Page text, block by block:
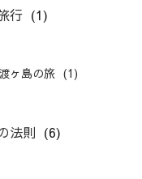
行 (1)
ヶ島の旅 (1)
法則 (6)